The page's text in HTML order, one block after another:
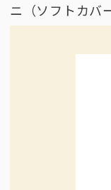
ニ（ソフトカバ